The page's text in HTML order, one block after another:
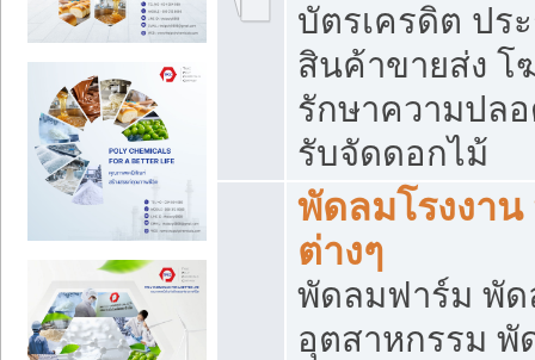
บัตรเครดิต ปร
สินค้าขายส่ง
รักษาความปล
รับจัดดอกไม้
พัดลมโรงงา
ต่างๆ
พัดลมฟาร์ม พัด
อุตสาหกรรม